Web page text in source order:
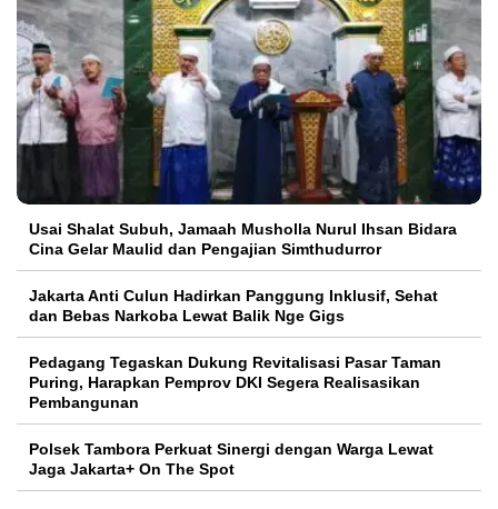
Usai Shalat Subuh, Jamaah Musholla Nurul Ihsan Bidara
Cina Gelar Maulid dan Pengajian Simthudurror
Jakarta Anti Culun Hadirkan Panggung Inklusif, Sehat
dan Bebas Narkoba Lewat Balik Nge Gigs
Pedagang Tegaskan Dukung Revitalisasi Pasar Taman
Puring, Harapkan Pemprov DKI Segera Realisasikan
Pembangunan
Polsek Tambora Perkuat Sinergi dengan Warga Lewat
Jaga Jakarta+ On The Spot